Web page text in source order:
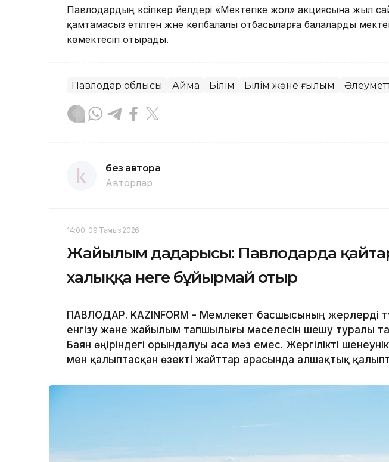
Павлодардың кәсіпкер әйелдері «Мектепке жол» акциясына жыл
қамтамасыз етілген және көпбалалы отбасыларға балаларды
көмектесіп отырады.
Павлодар облысы Аймақ Білім Білім және ғылым
без автора
Авторлар
14:00, 09 Тамыз 2026
Жайылым дағдарысы: Павлодарда
халыққа неге бұйырмай отыр
ПАВЛОДАР. KAZINFORM - Мемлекет басшысының жерлерді
енгізу және жайылым тапшылығы мәселесін шешу туралы
Баян өңіріндегі орындалуы аса мәз емес. Жергілікті
мен қалыптасқан өзекті жайттар арасында алшақтық